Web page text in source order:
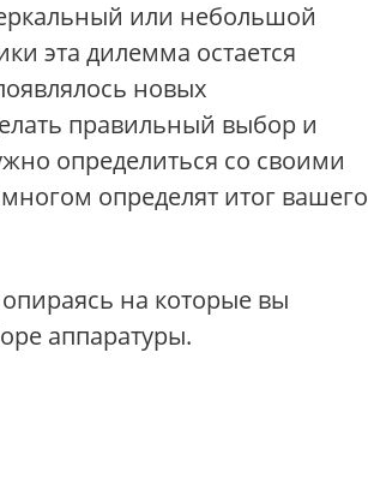
или небольшой
эта дилемма остается
новых
правильный выбор и
определиться со своими
определят итог вашего
на которые вы
аппаратуры.